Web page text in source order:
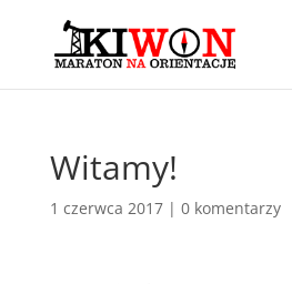
Witamy!
1 czerwca 2017| 0 komentarzy